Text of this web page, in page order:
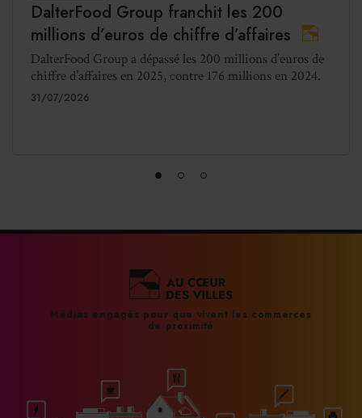
DalterFood Group franchit les 200
millions d’euros de chiffre d’affaires
DalterFood Group a dépassé les 200 millions d’euros de
chiffre d’affaires en 2025, contre 176 millions en 2024.
31/07/2026
Médias engagés pour que vivent les commerces
de proximité